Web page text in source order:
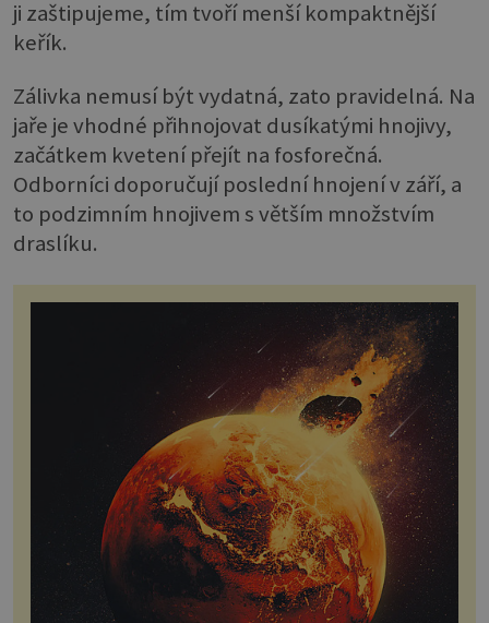
ji zaštipujeme, tím tvoří menší kompaktnější
keřík.
Zálivka nemusí být vydatná, zato pravidelná. Na
jaře je vhodné přihnojovat dusíkatými hnojivy,
začátkem kvetení přejít na fosforečná.
Odborníci doporučují poslední hnojení v září, a
to podzimním hnojivem s větším množstvím
draslíku.